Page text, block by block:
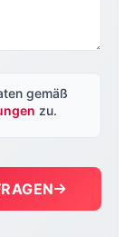
gemäß
zu.